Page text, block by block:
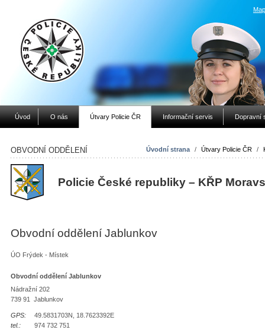
Úvod O nás Útvary Policie ČR Informační servis Dopravní
Úvodní strana / Útvary Policie ČR /
OBVODNÍ ODDĚLENÍ
Policie České republiky – KŘP
Obvodní oddělení Jablunkov
ÚO Frýdek - Místek
Obvodní oddělení Jablunkov
Nádražní 202
739 91 Jablunkov
GPS:
49.5831703N, 18.7623392E
tel.:
974 732 751